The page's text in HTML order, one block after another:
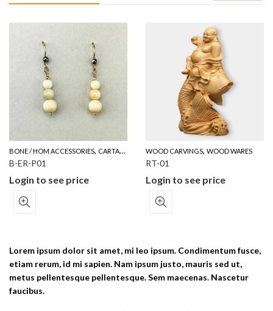
BONE / HOM ACCESSORIES, CARTALOG FOR YOUR REFERENCE
B-ER-P01
Login to see price
WOOD CARVINGS, WOOD WARES
RT-01
Login to see price
Lorem ipsum dolor sit amet, mi leo ipsum. Condimentum fusce,
etiam rerum, id mi sapien. Nam ipsum justo, mauris sed ut,
metus pellentesque pellentesque. Sem maecenas. Nascetur
faucibus.